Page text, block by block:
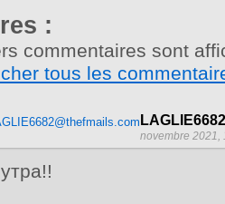
:
commentaires sont
tous les
novembre 2021,